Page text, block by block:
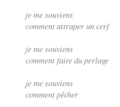
je me souviens
comment attraper un cerf
je me souviens
comment faire du perlage
je me souviens
comment pêcher